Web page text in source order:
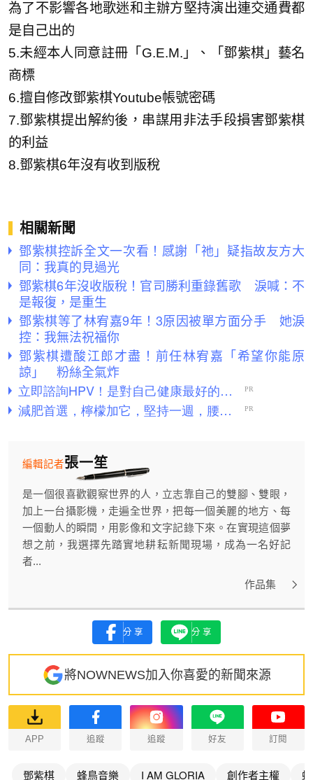
為了不影響各地歌迷和主辦方堅持演出連交通費都
是自己出的
5.未經本人同意註冊「G.E.M.」、「鄧紫棋」藝名
商標
6.擅自修改鄧紫棋Youtube帳號密碼
7.鄧紫棋提出解約後，串謀用非法手段損害鄧紫棋
的利益
8.鄧紫棋6年沒有收到版稅
相關新聞
鄧紫棋控訴全文一次看！感謝「祂」疑指故友方大
同：我真的見過光
鄧紫棋6年沒收版稅！官司勝利重錄舊歌 淚喊：不
是報復，是重生
鄧紫棋等了林宥嘉9年！3原因被單方面分手 她淚
控：我無法祝福你
鄧紫棋遭酸江郎才盡！前任林宥嘉「希望你能原
諒」 粉絲全氣炸
張一笙
編輯記者
是一個很喜歡觀察世界的人，立志靠自己的雙腳、雙眼，
加上一台攝影機，走遍全世界，把每一個美麗的地方、每
一個動人的瞬間，用影像和文字記錄下來。在實現這個夢
想之前，我選擇先踏實地耕耘新聞現場，成為一名好記
者...
作品集
分享 分享
將NOWNEWS加入你喜愛的新聞來源
APP 追蹤 追蹤 好友 訂閱
鄧紫棋 蜂鳥音樂 I AM GLORIA 創作者主權